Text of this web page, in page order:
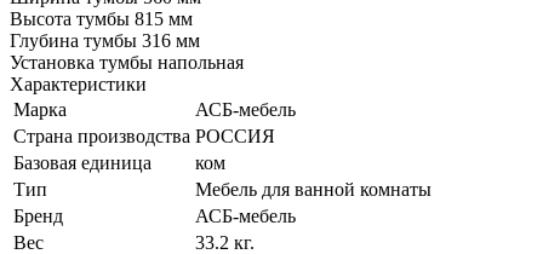
Высота тумбы 815 мм
Глубина тумбы 316 мм
Установка тумбы напольная
Характеристики
Марка
АСБ-мебель
Страна производства РОССИЯ
Базовая единица
ком
Тип
Мебель для ванной комнаты
Бренд
АСБ-мебель
Вес
33.2 кг.